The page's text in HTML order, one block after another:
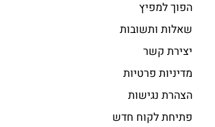
הפוך למפיץ
שאלות ותשובות
יצירת קשר
מדיניות פרטיות
הצהרת נגישות
פתיחת לקוח חדש